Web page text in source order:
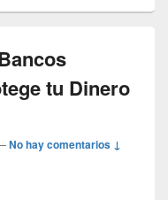
tu Dinero
No hay comentarios ↓